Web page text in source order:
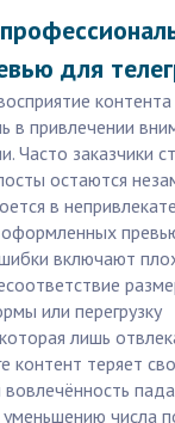
для
в привлечении
Часто заказчики
остаются
в
включают
или перегрузку
лишь
контент теряет
вовлечённость
числа